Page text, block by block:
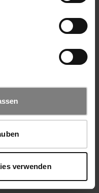
verwenden